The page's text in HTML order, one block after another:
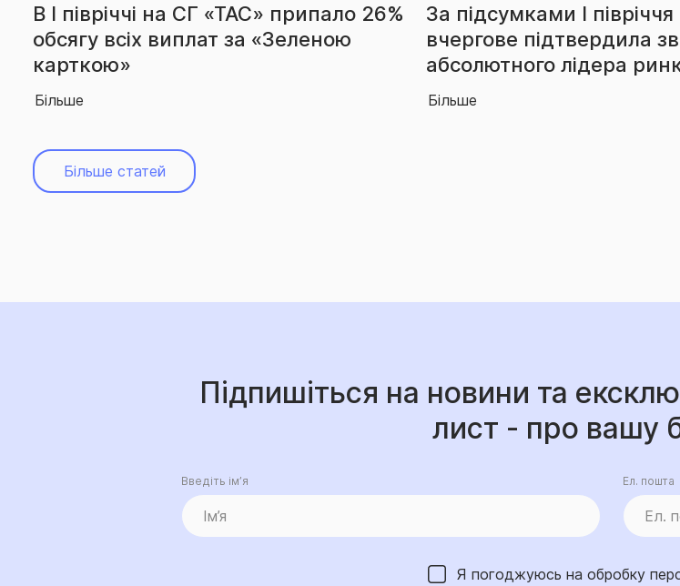
26%
За підсумками І півріччя СГ «ТАС»
вчергове підтвердила звання
абсолютного лідера ринку
Збори СГ «ТАС» за 6
перевищили 3,85
Більше
Більше статей
Підпишіться на новини та
лист - про вашу
Введіть ім’я Ел. пошта
Я погоджуюсь на обробку